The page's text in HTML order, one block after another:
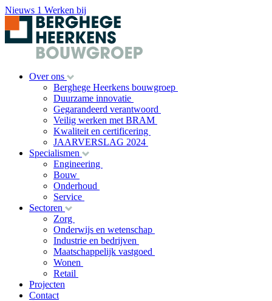
Nieuws 1 Werken bij
Over ons
Berghege Heerkens bouwgroep
Duurzame innovatie
Gegarandeerd verantwoord
Veilig werken met BRAM
Kwaliteit en certificering
JAARVERSLAG 2024
Specialismen
Engineering
Bouw
Onderhoud
Service
Sectoren
Zorg
Onderwijs en wetenschap
Industrie en bedrijven
Maatschappelijk vastgoed
Wonen
Retail
Projecten
Contact